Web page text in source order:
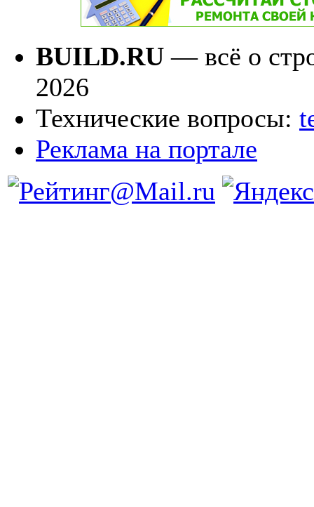
BUILD.RU — всё о
2026
Технические вопросы:
Реклама на портале